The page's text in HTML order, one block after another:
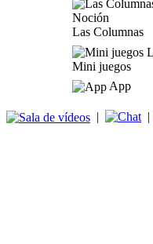
Las Columnas
Mini juegos
App
| |